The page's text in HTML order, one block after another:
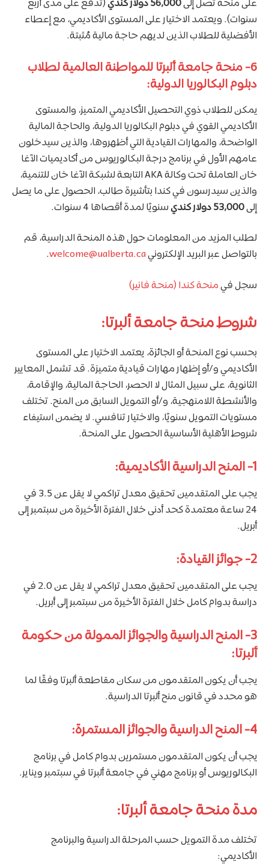
على منحة تصل إلى56,000 دولار كندي
(تُدفع على مدى أربع
سنوات). ويعتمد الاختيار على المستوى الأكاديمي، مع إعطاء
الأفضلية للطلاب الذين لديهم حاجة مالية مُثبتة.
6- منحة جامعة ألبرتا للمواطنة العالمية لطلاب
دبلوم البكالوريا الدولية:
يمكن للطلاب ذوي التحصيل الأكاديمي المتميز، والمستوى
الأكاديمي القوي في دبلوم البكالوريا الدولية، والحاجة المالية
الواضحة، والمهارات القيادية التي أظهروها، والذين سيدخلون
عامهم الأول في برنامج درجة البكالوريوس من أكاديميات الآغا
خان العاملة تحت وكالة AKA التابعة لشبكة الآغا خان للتنمية،
والذين سيدرسون في كندا بتأشيرة طالب، الحصول على ما يصل
إلى53,000 دولار كندي سنويًا لمدة أقصاها 4 سنوات.
لطلب المزيد من المعلومات حول هذه المنحة الدراسية، قم
بالتواصل عبر البريد الإلكترونيwelcome@ualberta.ca
.
سجل فيمنحة كندا (منحة فانير)
شروط منحة جامعة ألبرتا:
بحسب نوع المنحة أو الجائزة، يعتمد الاختيار على المستوى
الأكاديمي و/أو إظهار مهارات قيادية متميزة. قد تشمل المعايير
الثانوية، على سبيل المثال لا الحصر، الحاجة المالية، والإقامة،
والأنشطة اللامنهجية، و/أو التمويل السابق من المنح. تختلف
مستويات التمويل سنويًا، والاختيار تنافسي. لا يضمن استيفاء
شروط الأهلية الأساسية الحصول على المنحة.
1- المنح الدراسية الأكاديمية:
يجب على المتقدمين تحقيق معدل تراكمي لا يقل عن 3.5 في
24 ساعة معتمدة كحد أدنى خلال الفترة الأخيرة من سبتمبر إلى
أبريل.
2- جوائز القيادة:
يجب على المتقدمين تحقيق معدل تراكمي لا يقل عن 2.0 في
دراسة بدوام كامل خلال الفترة الأخيرة من سبتمبر إلى أبريل.
3- المنح الدراسية والجوائز الممولة من حكومة
ألبرتا:
يجب أن يكون المتقدمون من سكان مقاطعة ألبرتا وفقًا لما
هو محدد في قانون منح ألبرتا الدراسية.
4- المنح الدراسية والجوائز المستمرة:
يجب أن يكون المتقدمون مستمرين بدوام كامل في برنامج
البكالوريوس أو برنامج مهني في جامعة ألبرتا في سبتمبر ويناير.
مدة منحة جامعة ألبرتا:
تختلف مدة التمويل حسب المرحلة الدراسية والبرنامج
الأكاديمي: